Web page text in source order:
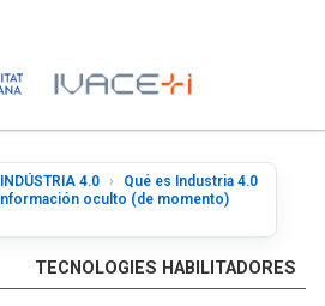
INDÚSTRIA 4.0
Qué es Industria 4.0
Información oculto (de momento)
TECNOLOGIES HABILITADORES